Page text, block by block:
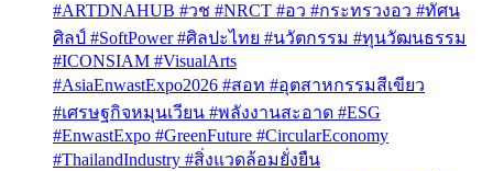
#ARTDNAHUB #วช #NRCT #อว #กระทรวงอว #ทัศน
ศิลป์ #SoftPower #ศิลปะไทย #นวัตกรรม #ทุนวัฒนธรรม
#ICONSIAM #VisualArts
#AsiaEnwastExpo2026 #สอท #อุตสาหกรรมสีเขียว
#เศรษฐกิจหมุนเวียน #พลังงานสะอาด #ESG
#EnwastExpo #GreenFuture #CircularEconomy
#ThailandIndustry #สิ่งแวดล้อมยั่งยืน